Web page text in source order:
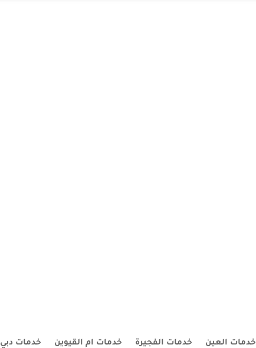
خدمات العين خدمات الفجيرة خدمات ام القيوين خدمات دبي